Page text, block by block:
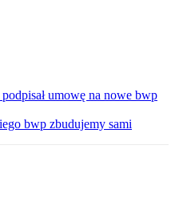
umowę na nowe bwp
bwp zbudujemy sami